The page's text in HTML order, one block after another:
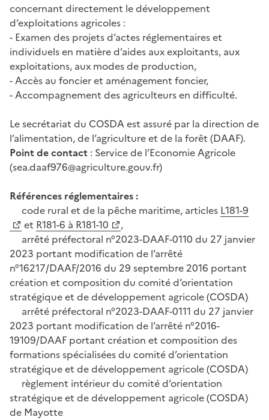
concernant directement le développement
d’exploitations agricoles :
- Examen des projets d’actes réglementaires et
individuels en matière d’aides aux exploitants, aux
exploitations, aux modes de production,
- Accès au foncier et aménagement foncier,
- Accompagnement des agriculteurs en difficulté.
Le secrétariat du COSDA est assuré par la direction de
l’alimentation, de l’agriculture et de la forêt (DAAF).
Point de contact : Service de l’Economie Agricole
(sea.daaf976@agriculture.gouv.fr)
Références réglementaires :
code rural et de la pêche maritime, articles L181-9
et R181-6 à R181-10
,
arrêté préfectoral n°2023-DAAF-0110 du 27 janvier
2023 portant modification de l’arrêté
n°16217/DAAF/2016 du 29 septembre 2016 portant
création et composition du comité d’orientation
stratégique et de développement agricole (COSDA)
arrêté préfectoral n°2023-DAAF-0111 du 27 janvier
2023 portant modification de l’arrêté n°2016-
19109/DAAF portant création et composition des
formations spécialisées du comité d’orientation
stratégique et de développement agricole (COSDA)
règlement intérieur du comité d’orientation
stratégique et de développement agricole (COSDA)
de Mayotte